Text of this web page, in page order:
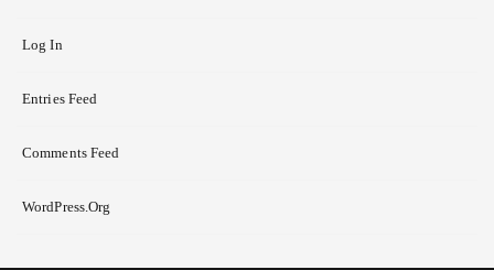
Log In
Entries Feed
Comments Feed
WordPress.org